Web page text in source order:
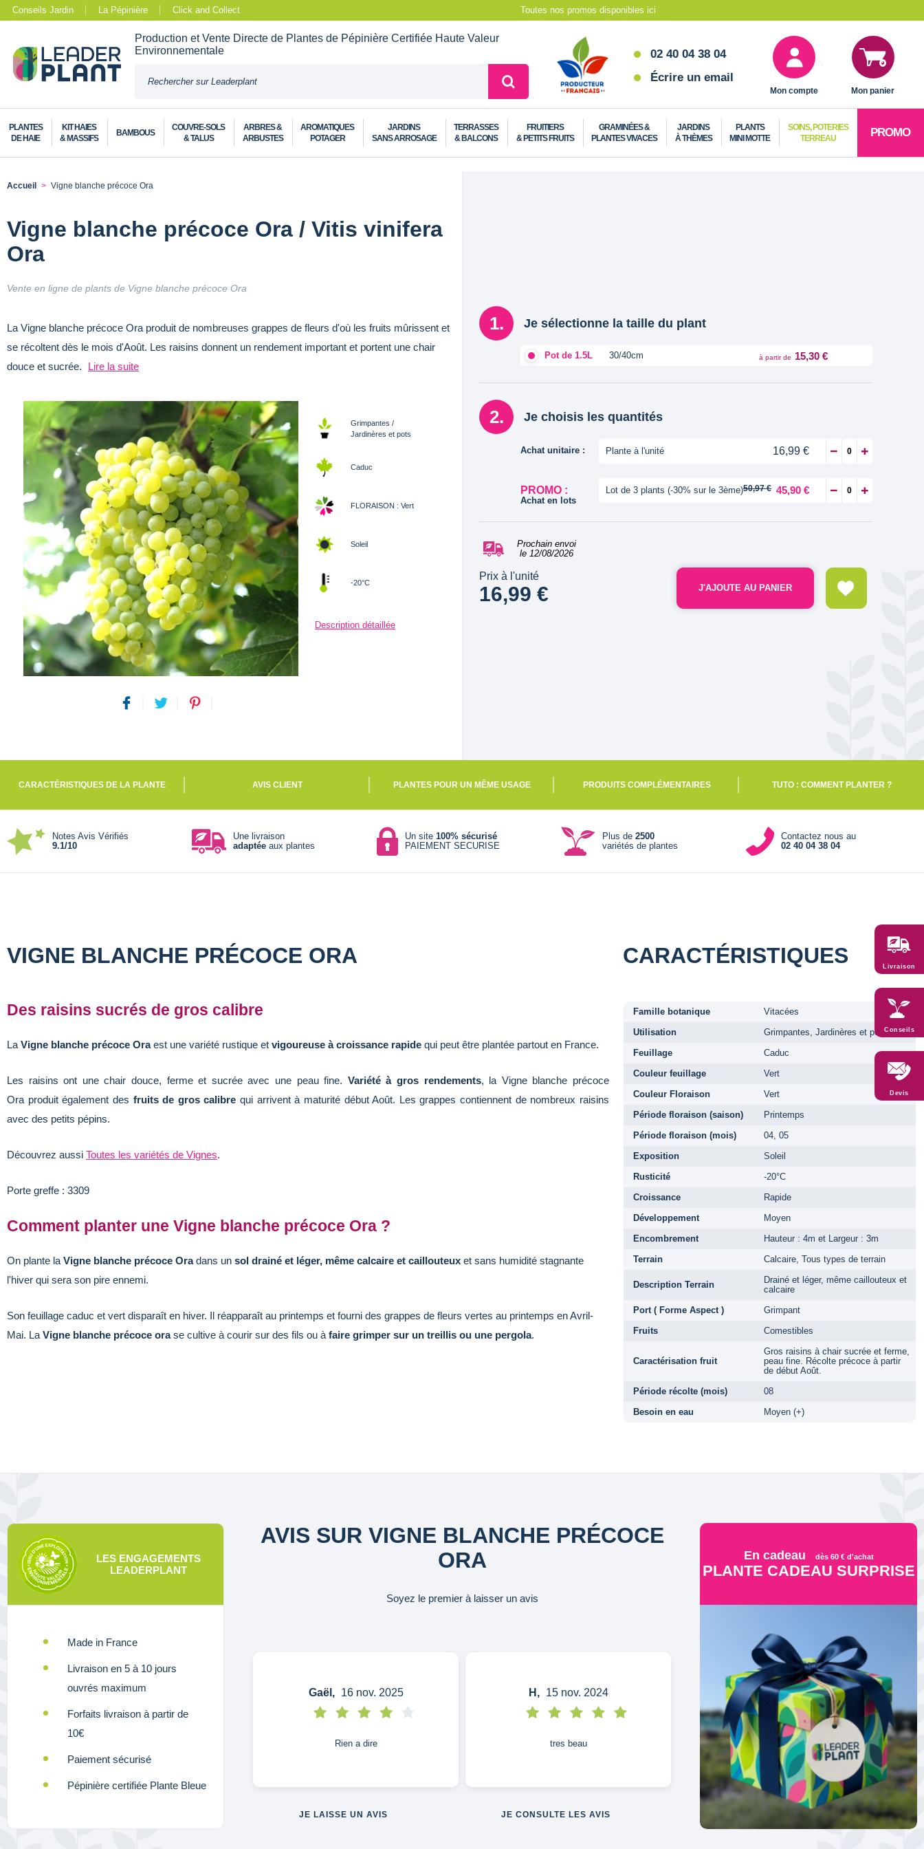
Conseils Jardin La Pépinière Click and Collect Toutes nos promos disponibles ici
Production et Vente Directe de Plantes de Pépinière Certifiée Haute Valeur
Environnementale
02 40 04 38 04
Écrire un email
Mon compte Mon panier
PLANTES
DE HAIE
KIT HAIES
& MASSIFS
BAMBOUS
COUVRE-SOLS
& TALUS
ARBRES &
ARBUSTES
AROMATIQUES
POTAGER
JARDINS
SANS ARROSAGE
TERRASSES
& BALCONS
FRUITIERS
& PETITS FRUITS
GRAMINÉES &
PLANTES VIVACES
JARDINS
À THÈMES
PLANTS
MINI MOTTE
SOINS, POTERIES
TERREAU
PROMO
Accueil Vigne blanche précoce Ora
Vigne blanche précoce Ora / Vitis vinifera
Ora
Vente en ligne de plants de Vigne blanche précoce Ora
La Vigne blanche précoce Ora produit de nombreuses grappes de fleurs d'où les fruits mûrissent et
se récoltent dès le mois d'Août. Les raisins donnent un rendement important et portent une chair
douce et sucrée.
Lire la suite
Grimpantes /
Jardinères et pots
Caduc
FLORAISON : Vert
Soleil
-20°C
Description détaillée
Je sélectionne la taille du plant
Pot de 1.5L 30/40cm à partir de 15,30 €
Je choisis les quantités
Achat unitaire : Plante à l'unité 16,99 €
PROMO :
Achat en lots
Lot de 3 plants (-30% sur le 3ème)50,97 € 45,90 €
Prochain envoi
le 12/08/2026
Prix à l'unité
16,99 € J'AJOUTE AU PANIER
CARACTÉRISTIQUES DE LA PLANTE AVIS CLIENT PLANTES POUR UN MÊME USAGE PRODUITS COMPLÉMENTAIRES TUTO : COMMENT PLANTER ?
Notes Avis Vérifiés
9.1/10
Une livraison
adaptéeaux plantes
Un site 100% sécurisé
PAIEMENT SECURISE
Plus de2500
variétés de plantes
Contactez nous au
02 40 04 38 04
VIGNE BLANCHE PRÉCOCE ORA
Des raisins sucrés de gros calibre
La Vigne blanche précoce Oraest une variété rustique et vigoureuse à croissance rapide qui peut être plantée partout en France.
Les raisins ont une chair douce, ferme et sucrée avec une peau fine. Variété à gros rendements, la Vigne blanche précoce
Ora produit également des fruits de gros calibre qui arrivent à maturité début Août. Les grappes contiennent de nombreux raisins
avec des petits pépins.
Découvrez aussi Toutes les variétés de Vignes.
Porte greffe : 3309
Comment planter une Vigne blanche précoce Ora ?
On plante la Vigne blanche précoce Oradans un sol drainé et léger, même calcaire et caillouteux et sans humidité stagnante
l'hiver qui sera son pire ennemi.
Son feuillage caduc et vert disparaît en hiver. Il réapparaît au printemps et fourni des grappes de fleurs vertes au printemps en Avril-
Mai. La Vigne blanche précoce orase cultive à courir sur des fils ou à faire grimper sur un treillis ou une pergola.
CARACTÉRISTIQUES
Famille botanique
Vitacées
Utilisation
Grimpantes, Jardinères et pots
Feuillage
Caduc
Couleur feuillage
Vert
Couleur Floraison
Vert
Période floraison (saison)
Printemps
Période floraison (mois)
04, 05
Exposition
Soleil
Rusticité
-20°C
Croissance
Rapide
Développement
Moyen
Encombrement
Hauteur : 4m et Largeur : 3m
Terrain
Calcaire, Tous types de terrain
Description Terrain
Drainé et léger, même caillouteux et
calcaire
Port ( Forme Aspect )
Grimpant
Fruits
Comestibles
Caractérisation fruit
Gros raisins à chair sucrée et ferme,
peau fine. Récolte précoce à partir
de début Août.
Période récolte (mois)
08
Besoin en eau
Moyen (+)
LES ENGAGEMENTS
LEADERPLANT
Made in France
Livraison en 5 à 10 jours
ouvrés maximum
Forfaits livraison à partir de
10€
Paiement sécurisé
Pépinière certifiée Plante Bleue
AVIS SUR VIGNE BLANCHE PRÉCOCE
ORA
Soyez le premier à laisser un avis
Gaël, 16 nov. 2025
Rien a dire
H, 15 nov. 2024
tres beau
JE LAISSE UN AVIS JE CONSULTE LES AVIS
En cadeau dès 60 € d'achat
PLANTE CADEAU SURPRISE
Livraison
Conseils
Devis